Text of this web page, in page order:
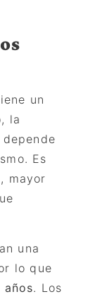
un
la
depende
Es
mayor
una
lo que
. Los